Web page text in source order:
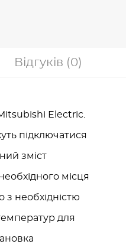
Відгуків (0)
Electric.
підключатися
зміст
місця
з необхідністю
для